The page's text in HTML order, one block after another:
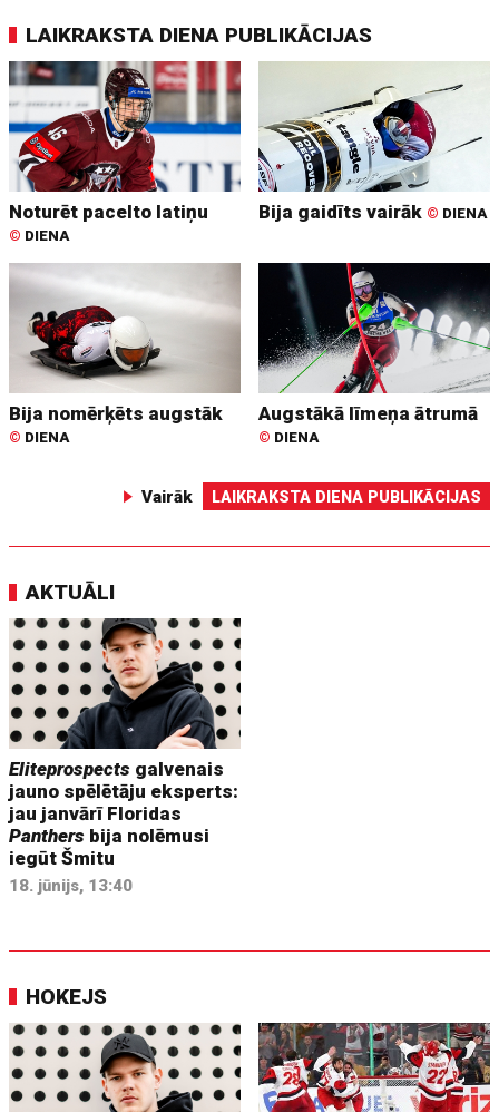
LAIKRAKSTA DIENA PUBLIKĀCIJAS
Noturēt pacelto latiņu
© DIENA
Bija gaidīts vairāk © DIENA
Bija nomērķēts augstāk
© DIENA
Augstākā līmeņa ātrumā
© DIENA
Vairāk LAIKRAKSTA DIENA PUBLIKĀCIJAS
AKTUĀLI
Eliteprospects galvenais
jauno spēlētāju eksperts:
jau janvārī Floridas
Panthers bija nolēmusi
iegūt Šmitu
18. jūnijs, 13:40
HOKEJS